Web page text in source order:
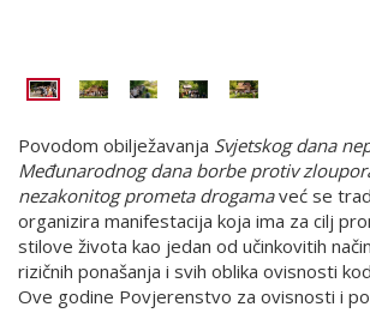
Povodom obilježavanja Svjetskog dana
Međunarodnog dana borbe protiv
nezakonitog prometa drogamaveć se
organizira manifestacija koja ima za cilj
stilove života kao jedan od učinkovitih
rizičnih ponašanja i svih oblika ovisnosti
Ove godine Povjerenstvo za ovisnosti i